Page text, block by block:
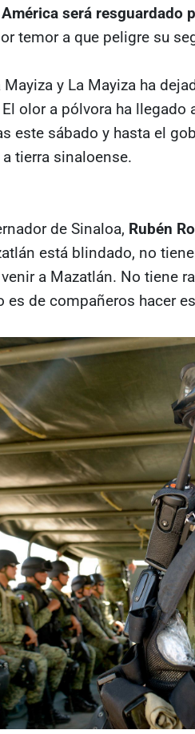
será resguardado
temor a que peligre su
y La Mayiza ha
olor a pólvora ha llegado
este sábado y hasta el
tierra sinaloense.
de Sinaloa, Rubén
está blindado, no
a Mazatlán. No tiene
es de compañeros hacer